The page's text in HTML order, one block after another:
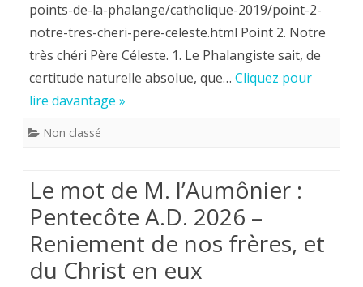
points-de-la-phalange/catholique-2019/point-2-
notre-tres-cheri-pere-celeste.html Point 2. Notre
très chéri Père Céleste. 1. Le Phalangiste sait, de
certitude naturelle absolue, que… Cliquez pour
lire davantage »
Non classé
Le mot de M. l’Aumônier :
Pentecôte A.D. 2026 –
Reniement de nos frères, et
du Christ en eux